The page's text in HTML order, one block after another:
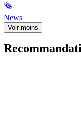
🗞
News
Voir moins